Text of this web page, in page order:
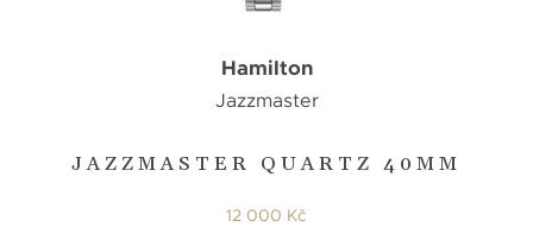
JAZZMASTER QUARTZ 40MM
Hamilton
Jazzmaster
12 000 Kč